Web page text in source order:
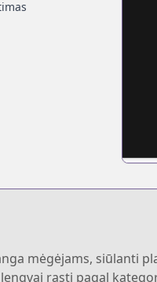
mėgėjams, siūlanti
rasti pagal